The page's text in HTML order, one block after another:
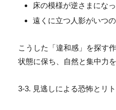
床の模様が逆さまにな
遠くに立つ人影がいつ
こうした「違和感」を探す作
状態に保ち、自然と集中力を
3-3. 見逃しによる恐怖とリ